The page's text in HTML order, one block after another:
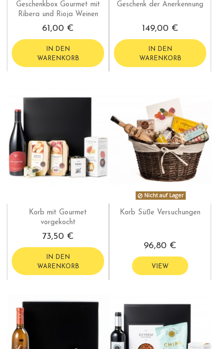
Geschenkbox Gourmet mit
Ribera und Rioja Weinen
61,00 €
IN DEN
WARENKORB
Geschenk der Anerkennung
149,00 €
IN DEN
WARENKORB
Korb mit Gourmet
vorgekocht
73,50 €
IN DEN
WARENKORB
Nicht auf Lager
Korb Süße Versuchungen
96,80 €
VIEW